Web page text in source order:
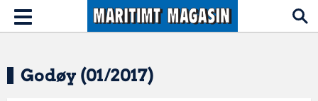
Hopp til hovedinnhold
Toggle
navigation
Godøy (01/2017)